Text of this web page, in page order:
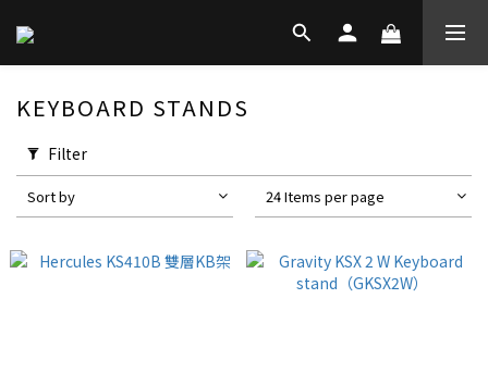
KEYBOARD STANDS
Filter
Sort by 24 Items per page